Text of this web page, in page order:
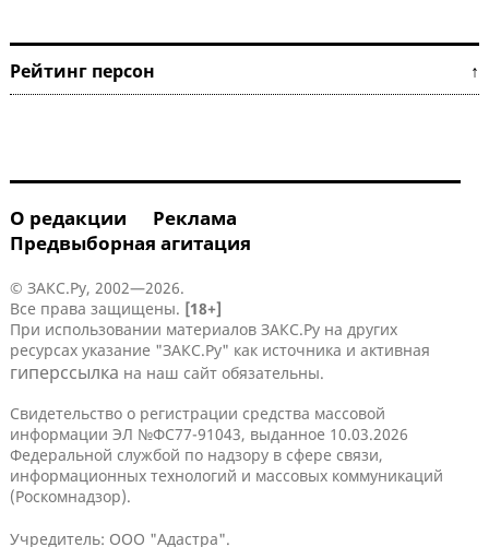
Рейтинг персон ↑
О редакции
Реклама
Предвыборная агитация
© ЗАКС.Ру, 2002—2026.
Все права защищены. [18+]
При использовании материалов ЗАКС.Ру на других
ресурсах указание "ЗАКС.Ру" как источника и активная
гиперссылка на наш сайт обязательны.
Свидетельство о регистрации средства массовой
информации ЭЛ №ФС77-91043, выданное 10.03.2026
Федеральной службой по надзору в сфере связи,
информационных технологий и массовых коммуникаций
(Роскомнадзор).
Учредитель: ООО "Адастра".